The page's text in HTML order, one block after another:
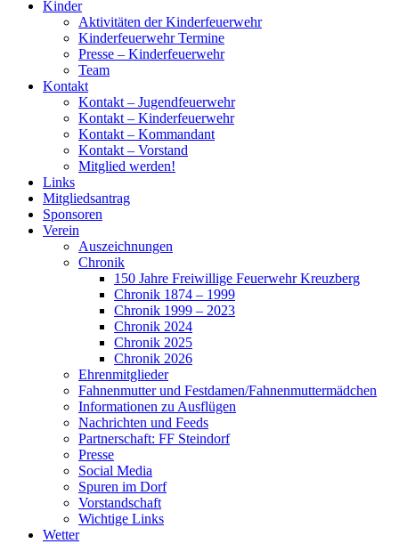
Kinder
Aktivitäten der Kinderfeuerwehr
Kinderfeuerwehr Termine
Presse – Kinderfeuerwehr
Team
Kontakt
Kontakt – Jugendfeuerwehr
Kontakt – Kinderfeuerwehr
Kontakt – Kommandant
Kontakt – Vorstand
Mitglied werden!
Links
Mitgliedsantrag
Sponsoren
Verein
Auszeichnungen
Chronik
150 Jahre Freiwillige Feuerwehr Kreuzberg
Chronik 1874 – 1999
Chronik 1999 – 2023
Chronik 2024
Chronik 2025
Chronik 2026
Ehrenmitglieder
Fahnenmutter und Festdamen/Fahnenmuttermädchen
Informationen zu Ausflügen
Nachrichten und Feeds
Partnerschaft: FF Steindorf
Presse
Social Media
Spuren im Dorf
Vorstandschaft
Wichtige Links
Wetter